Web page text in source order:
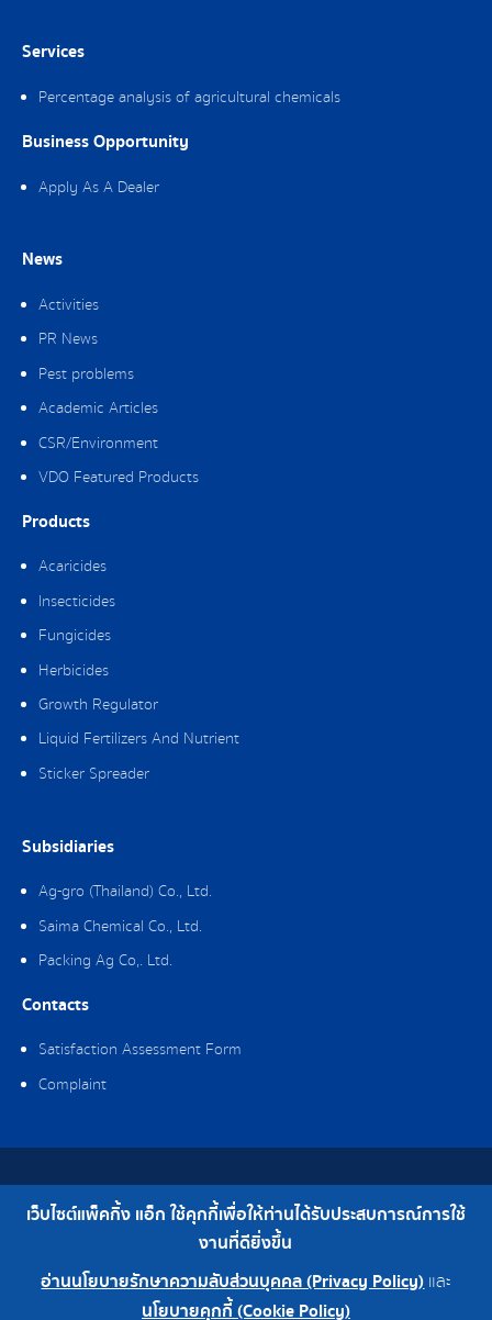
Services
Percentage analysis of agricultural chemicals
Business Opportunity
Apply As A Dealer
News
Activities
PR News
Pest problems
Academic Articles
CSR/Environment
VDO Featured Products
Products
Acaricides
Insecticides
Fungicides
Herbicides
Growth Regulator
Liquid Fertilizers And Nutrient
Sticker Spreader
Subsidiaries
Ag-gro (Thailand) Co., Ltd.
Saima Chemical Co., Ltd.
Packing Ag Co,. Ltd.
Contacts
Satisfaction Assessment Form
Complaint
Copyright © 2019 Packing Ag Co,. Ltd. All Rights Reserved.
Telephone : 0-2308-2102 | Fax : 0-2308-2487
เว็บไซต์แพ็คกิ้ง แอ็ก ใช้คุกกี้เพื่อให้ท่านได้รับประสบการณ์การใช้
งานที่ดียิ่งขึ้น
อ่านนโยบายรักษาความลับส่วนบุคคล (Privacy Policy) และ
นโยบายคุกกี้ (Cookie Policy)
0-2308-2102
Factory 0-2324-0515-6